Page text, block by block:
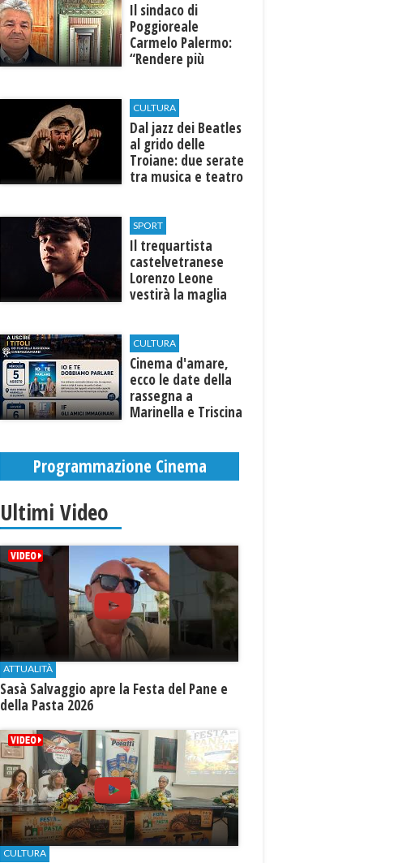
Il sindaco di
Poggioreale
Carmelo Palermo:
“Rendere più
Castelvetrano."
CULTURA
Dal jazz dei Beatles
al grido delle
Troiane: due serate
tra musica e teatro
SPORT
Il trequartista
castelvetranese
Lorenzo Leone
vestirà la maglia
CULTURA
Cinema d'amare,
ecco le date della
rassegna a
Marinella e Triscina
Programmazione Cinema
Ultimi Video
ATTUALITÀ
Sasà Salvaggio apre la Festa del Pane e
della Pasta 2026
CULTURA